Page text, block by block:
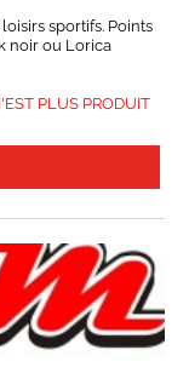
sportifs. Points
noir ou Lorica
PLUS PRODUIT